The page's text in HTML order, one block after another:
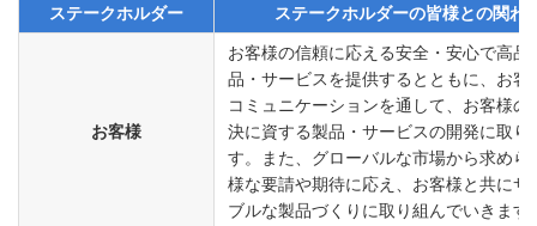
ステークホルダー ステークホルダーの皆様との関わ
お客様
お客様の信頼に応える安全・安心で高品
品・サービスを提供するとともに、お客
コミュニケーションを通して、お客様の
決に資する製品・サービスの開発に取り
す。また、グローバルな市場から求めら
様な要請や期待に応え、お客様と共にサ
ブルな製品づくりに取り組んでいきます